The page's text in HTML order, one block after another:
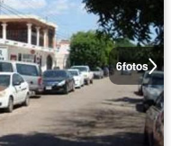
6fotos